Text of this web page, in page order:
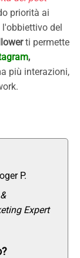
priorità ai
del
ti permette
,
più interazioni,
P.
Expert